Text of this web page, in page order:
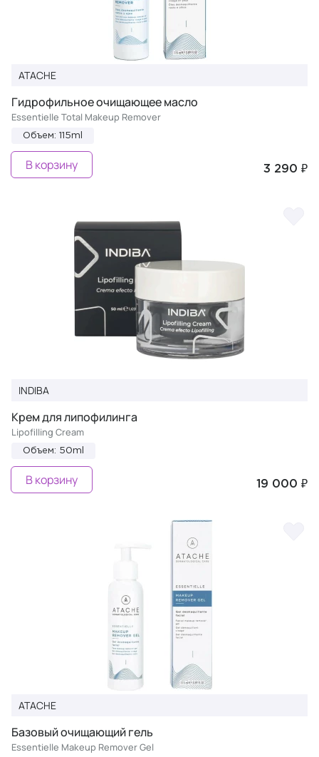
ATACHE
Гидрофильное очищающее масло
Essentielle Total Makeup Remover
Объем: 115ml
3 290 ₽
В корзину
INDIBA
Крем для липофилинга
Lipofilling Cream
Объем: 50ml
19 000 ₽
В корзину
ATACHE
Базовый очищающий гель
Essentielle Makeup Remover Gel